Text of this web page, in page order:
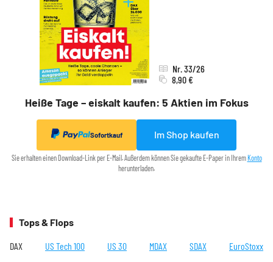
Heiße Tage – eiskalt kaufen: 5 Aktien im Fokus
Nr. 33/26
8,90 €
Sofortkauf Im Shop kaufen
Sie erhalten einen Download-Link per E-Mail. Außerdem können Sie gekaufte E-Paper in IhremKonto
herunterladen.
Tops & Flops
DAX US Tech 100 US 30 MDAX SDAX EuroStoxx